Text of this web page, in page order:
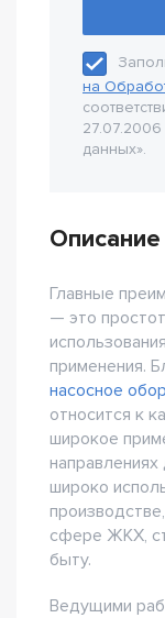
на
данных».
Описание
Главные
— это
применения.
насосное
относится к
широкое
широко
сфере ЖКХ,
быту.
Ведущими